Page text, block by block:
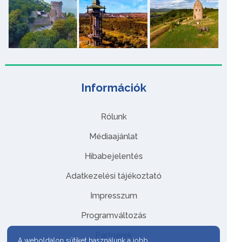
Információk
Rólunk
Médiaajánlat
Hibabejelentés
Adatkezelési tájékoztató
Impresszum
Programváltozás
Partnerek